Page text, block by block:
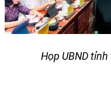
Họp UBND